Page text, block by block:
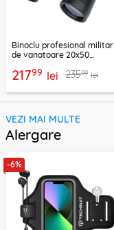
Binoclu profesional militar
de vanatoare 20x50
21799 lei 23599 lei
VEZI MAI MULTE
Alergare
-6%